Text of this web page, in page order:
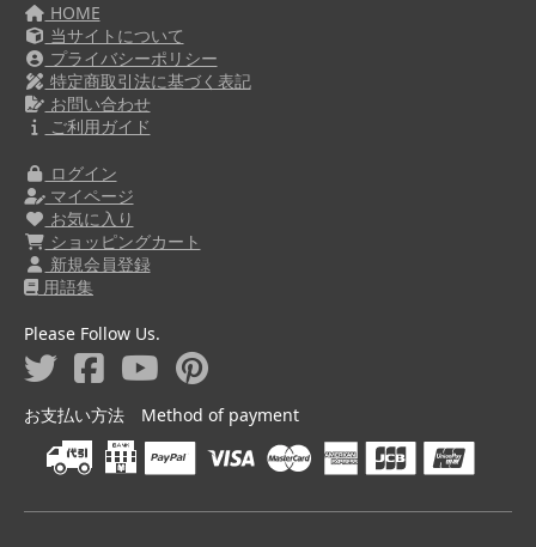
HOME
当サイトについて
プライバシーポリシー
特定商取引法に基づく表記
お問い合わせ
ご利用ガイド
ログイン
マイページ
お気に入り
ショッピングカート
新規会員登録
用語集
Please Follow Us.
お支払い方法 Method of payment